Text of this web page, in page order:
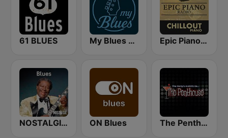
61 BLUES My Blues Radio Epic Piano - CHILLOUT PIANO
NOSTALGIE BLUES ON Blues The Penthouse